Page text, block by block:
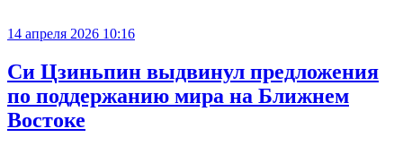
14 апреля 2026 10:16
Си Цзиньпин выдвинул предложения
по поддержанию мира на Ближнем
Востоке